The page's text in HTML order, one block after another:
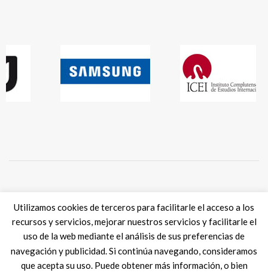
Digital Skills ES2017 SPAIN |Aviso legal|Política de Cookies
Utilizamos cookies de terceros para facilitarle el acceso a los
recursos y servicios, mejorar nuestros servicios y facilitarle el
uso de la web mediante el análisis de sus preferencias de
navegación y publicidad. Si continúa navegando, consideramos
que acepta su uso. Puede obtener más información, o bien